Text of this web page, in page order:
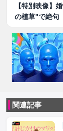
【特別映像】
の植草"で絶句
関連記事